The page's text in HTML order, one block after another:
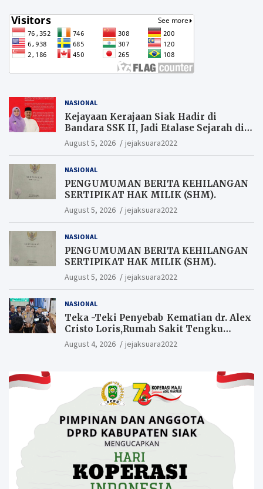
NASIONAL
Kejayaan Kerajaan Siak Hadir di
Bandara SSK II, Jadi Etalase Sejarah di
Gerbang Riau
August 5, 2026 jejaksuara2022
NASIONAL
PENGUMUMAN BERITA KEHILANGAN
SERTIPIKAT HAK MILIK (SHM).
August 5, 2026 jejaksuara2022
NASIONAL
PENGUMUMAN BERITA KEHILANGAN
SERTIPIKAT HAK MILIK (SHM).
August 5, 2026 jejaksuara2022
NASIONAL
Teka -Teki Penyebab Kematian dr. Alex
Cristo Loris,Rumah Sakit Tengku
Rafian Siak Terjawab Sudah Hasil
Penyelidikan Menyatakan Korban
pinjaman online
August 4, 2026 jejaksuara2022